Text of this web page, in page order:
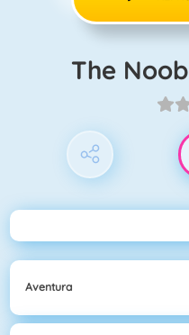
The
Aventura